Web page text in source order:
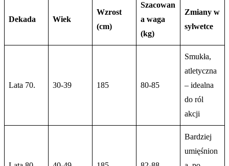
Dekada Wiek
Wzrost
(cm)
Szacowan
a waga
(kg)
Zmiany w
sylwetce
Lata 70. 30-39 185 80-85
Smukła,
atletyczna
– idealna
do ról
akcji
Bardziej
umięśnion